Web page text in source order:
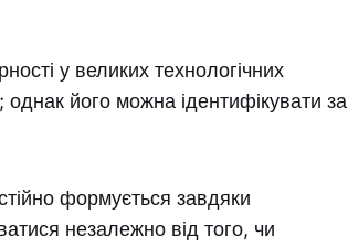
у великих технологічних
його можна ідентифікувати за
формується завдяки
незалежно від того, чи